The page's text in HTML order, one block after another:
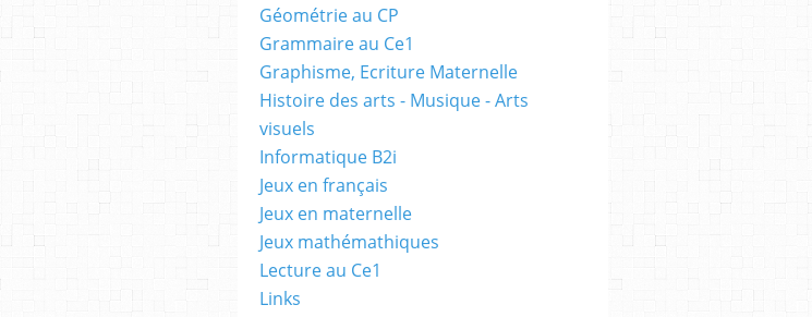
Géométrie au CP
Grammaire au Ce1
Graphisme, Ecriture Maternelle
Histoire des arts - Musique - Arts
visuels
Informatique B2i
Jeux en français
Jeux en maternelle
Jeux mathémathiques
Lecture au Ce1
Links